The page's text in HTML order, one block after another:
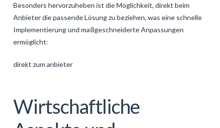
Besonders hervorzuheben ist die Möglichkeit, direkt beim
Anbieter die passende Lösung zu beziehen, was eine schnelle
Implementierung und maßgeschneiderte Anpassungen
ermöglicht:
direkt zum anbieter
Wirtschaftliche